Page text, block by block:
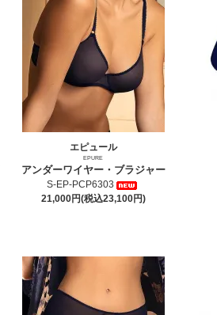
エピュール
EPURE
アンダーワイヤー・ブラジャー
S-EP-PCP6303
21,000円(税込23,100円)